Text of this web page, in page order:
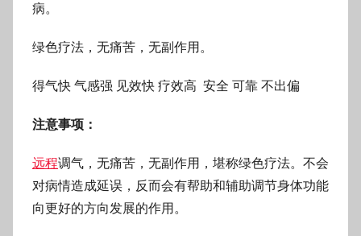
病。
绿色疗法，无痛苦，无副作用。
得气快 气感强 见效快 疗效高 安全 可靠 不出偏
注意事项：
远程调气，无痛苦，无副作用，堪称绿色疗法。不会
对病情造成延误，反而会有帮助和辅助调节身体功能
向更好的方向发展的作用。